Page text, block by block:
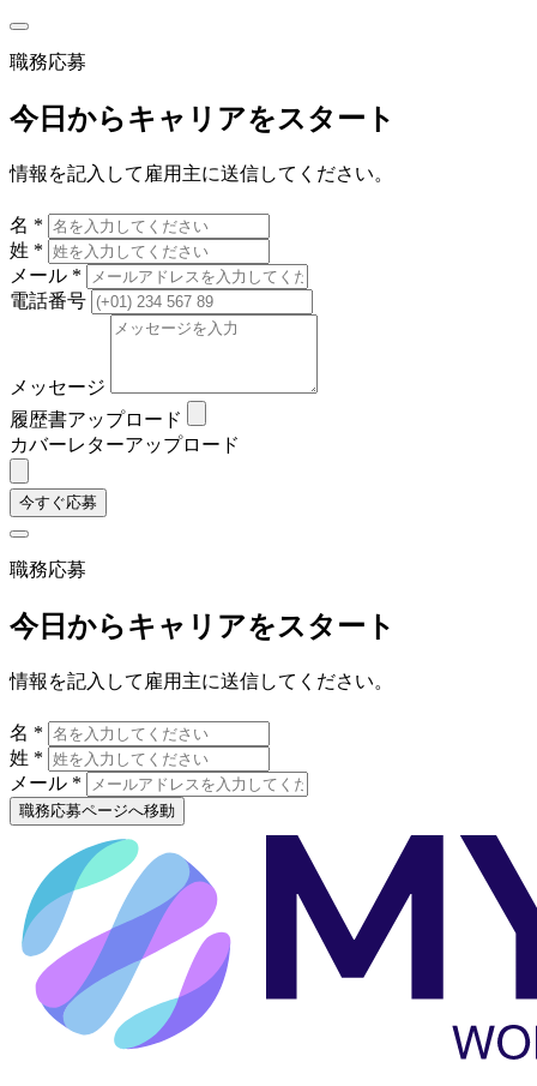
職務応募
今日からキャリアをスタート
情報を記入して雇用主に送信してください。
名 *
姓 *
メール *
電話番号
メッセージ
履歴書アップロード
カバーレターアップロード
今すぐ応募
職務応募
今日からキャリアをスタート
情報を記入して雇用主に送信してください。
名 *
姓 *
メール *
職務応募ページへ移動